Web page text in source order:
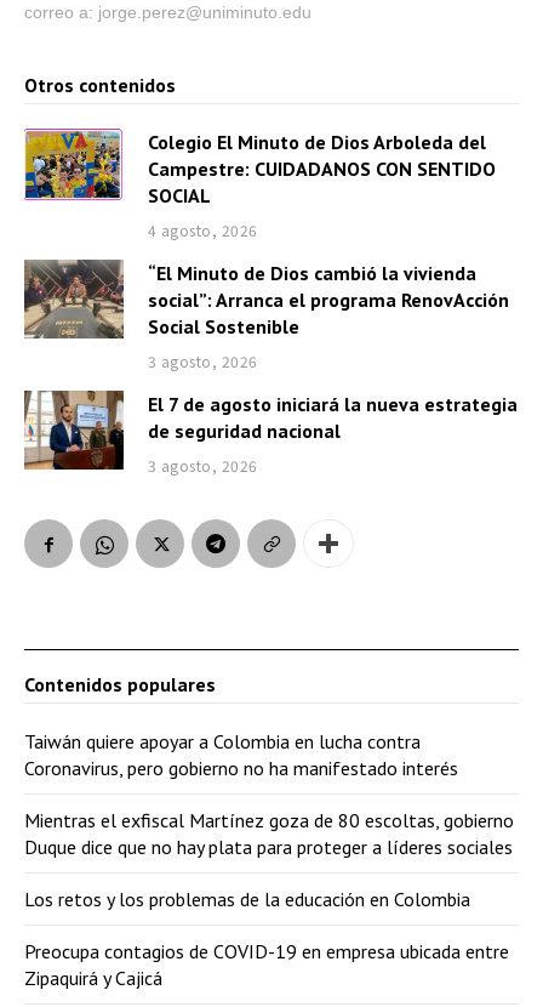
correo a: jorge.perez@uniminuto.edu
Otros contenidos
Colegio El Minuto de Dios Arboleda del
Campestre: CUIDADANOS CON SENTIDO
SOCIAL
4 agosto, 2026
“El Minuto de Dios cambió la vivienda
social”: Arranca el programa RenovAcción
Social Sostenible
3 agosto, 2026
El 7 de agosto iniciará la nueva estrategia
de seguridad nacional
3 agosto, 2026
Contenidos populares
Taiwán quiere apoyar a Colombia en lucha contra
Coronavirus, pero gobierno no ha manifestado interés
Mientras el exfiscal Martínez goza de 80 escoltas, gobierno
Duque dice que no hay plata para proteger a líderes sociales
Los retos y los problemas de la educación en Colombia
Preocupa contagios de COVID-19 en empresa ubicada entre
Zipaquirá y Cajicá